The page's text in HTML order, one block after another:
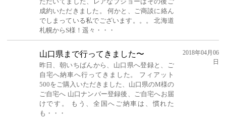
成約いただきました。 何かと、ご商談に絡ん
でしまっている私でございます。。。 北海道
札幌からS様！遥々・・・
山口県まで行ってきました〜
昨日、朝いちばんから、山口県へ登録と、ご
自宅へ納車へ行ってきました。 フィアット
500をご購入いただきました、山口県のM様の
ご自宅へ 山口ナンバー登録後、ご自宅へお届
けです。 もう、全国へご納車は、慣れた
も・・・
2018年04月06
日